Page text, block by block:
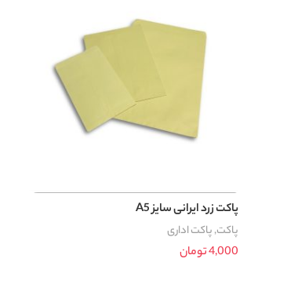
پاکت زرد ایرانی سایز A5
پاکت,پاکت اداری
4,000تومان